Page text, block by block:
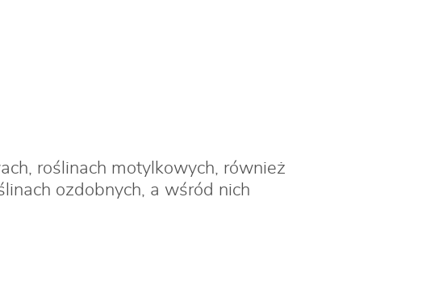
roślinach motylkowych, również
ozdobnych, a wśród nich